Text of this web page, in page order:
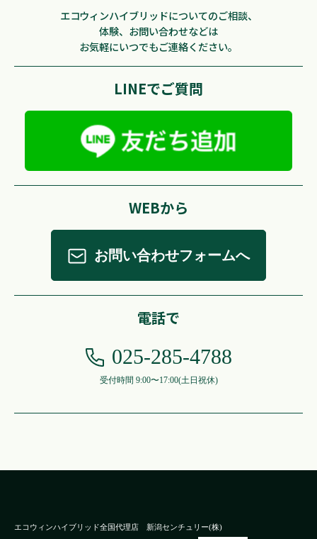
エコウィンハイブリッドについてのご相談、
体験、お問い合わせなどは
お気軽にいつでもご連絡ください。
LINEでご質問
WEBから
お問い合わせフォームへ
電話で
025-285-4788
受付時間 9:00〜17:00(土日祝休)
エコウィンハイブリッド全国代理店 新潟センチュリー(株)